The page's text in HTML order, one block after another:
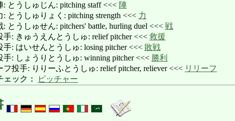
: とうしゅじん: pitching staff <<< 陣
: とうしゅりょく: pitching strength <<< 力
: とうしゅせん: pitchers' battle, hurling duel <<< 戦
手: きゅうえんとうしゅ: relief pitcher <<< 救援
手: はいせんとうしゅ: losing pitcher <<< 敗戦
手: しょうりとうしゅ: winning pitcher <<< 勝利
フ投手: りりーふとうしゅ: relief pitcher, reliever <<< リリーフ
ェック：
ピッチャー